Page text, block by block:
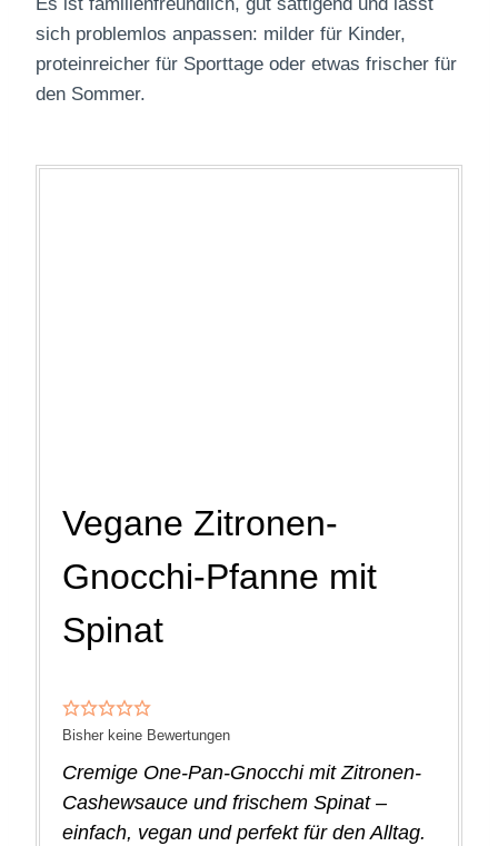
sich problemlos anpassen: milder für Kinder,
proteinreicher für Sporttage oder etwas frischer für
den Sommer.
Vegane Zitronen-
Gnocchi-Pfanne mit
Spinat
Bisher keine Bewertungen
Cremige One-Pan-Gnocchi mit Zitronen-
Cashewsauce und frischem Spinat –
einfach, vegan und perfekt für den Alltag.